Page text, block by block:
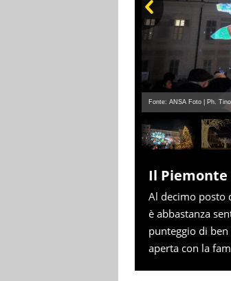
Fonte: ANSA Foto | Ph.
Prev
Il Piemonte
Al decimo posto
è abbastanza
punteggio di
aperta con la